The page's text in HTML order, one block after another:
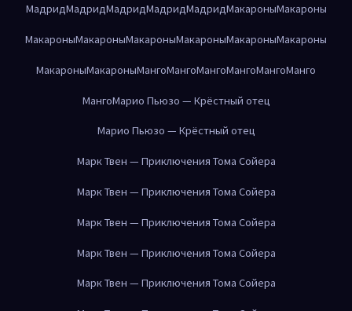
МадридМадридМадридМадридМадридМакароныМакароны
МакароныМакароныМакароныМакароныМакароныМакароны
МакароныМакароныМангоМангоМангоМангоМангоМанго
МангоМарио Пьюзо — Крёстный отец
Марио Пьюзо — Крёстный отец
Марк Твен — Приключения Тома Сойера
Марк Твен — Приключения Тома Сойера
Марк Твен — Приключения Тома Сойера
Марк Твен — Приключения Тома Сойера
Марк Твен — Приключения Тома Сойера